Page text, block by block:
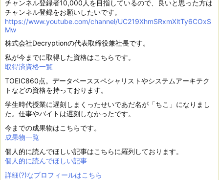
チャンネル登録者10,000人を目指しているので、良いと思った方は
チャンネル登録をお願いしたいです。
https://www.youtube.com/channel/UC219XhmSRxmXltTy6COxS
Mw
株式会社Decryptionの代表取締役兼社長です。
私が今までに取得した資格はこちらです。
取得済資格一覧
TOEIC860点。データベーススペシャリストやシステムアーキテク
トなどの資格を持っております。
学生時代授業に遅刻しまくったせいであだ名が「ちこ」になりまし
た。仕事やバイトは遅刻しなかったです。
今までの成果物はこちらです。
成果物一覧
個人的に読んでほしい記事はこちらに羅列しております。
個人的に読んでほしい記事
詳細(?)なプロフィールはこちら